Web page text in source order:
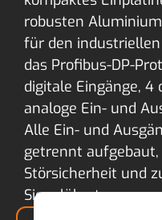
robusten
für den
das Profibus-DP-
digitale Eingänge, 4
analoge Ein- und
Alle Ein- und
getrennt aufgebaut,
Störsicherheit und
Signalübertragung